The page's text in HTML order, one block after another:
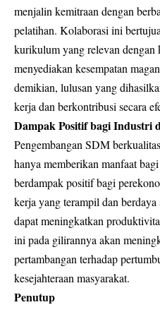
menjalin kemitraan dengan
pelatihan. Kolaborasi ini
kurikulum yang relevan dengan
menyediakan kesempatan
demikian, lulusan yang
kerja dan berkontribusi secara
Dampak Positif bagi Industri
Pengembangan SDM
hanya memberikan manfaat
berdampak positif bagi
kerja yang terampil dan
dapat meningkatkan
ini pada gilirannya akan
pertambangan terhadap
kesejahteraan masyarakat.
Penutup